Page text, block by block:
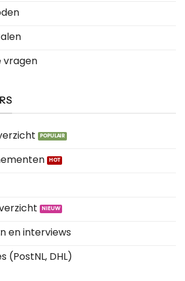
vragen
en interviews
(PostNL, DHL)